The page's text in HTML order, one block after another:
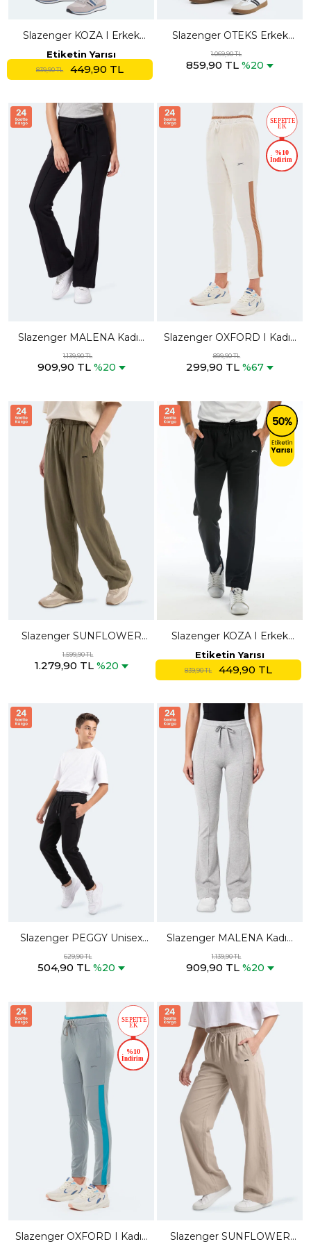
Slazenger KOZA I Erkek
Cepli Antrasit Eşofman Altı
Etiketin Yarısı
839,90 TL 449,90 TL
Slazenger OTEKS Erkek
Cepli Siyah Eşofman Altı
1.069,90 TL
859,90 TL %20
Slazenger MALENA Kadın
Bol Paça Siyah Eşofman
Altı
1.139,90 TL
909,90 TL %20
Slazenger OXFORD I Kadın
Cepli slim fit Ekru Eşofman
Altı
899,90 TL
299,90 TL %67
Slazenger SUNFLOWER
Kadın Su Yeşili Eşofman Altı
1.599,90 TL
1.279,90 TL %20
Slazenger KOZA I Erkek
Cepli Siyah Eşofman Altı
Etiketin Yarısı
839,90 TL 449,90 TL
Slazenger PEGGY Unisex
Siyah Eşofman Altı
629,90 TL
504,90 TL %20
Slazenger MALENA Kadın
Bol Paça Gri Eşofman Altı
1.139,90 TL
909,90 TL %20
Slazenger OXFORD I Kadın
Slazenger SUNFLOWER